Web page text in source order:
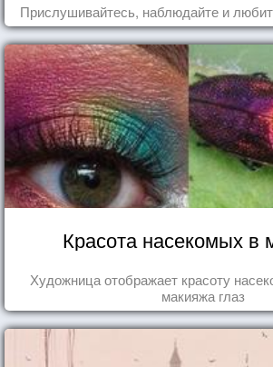
Прислушивайтесь, наблюдайте и
Красота насекомых в
Художница отображает красоту
макияжа глаз